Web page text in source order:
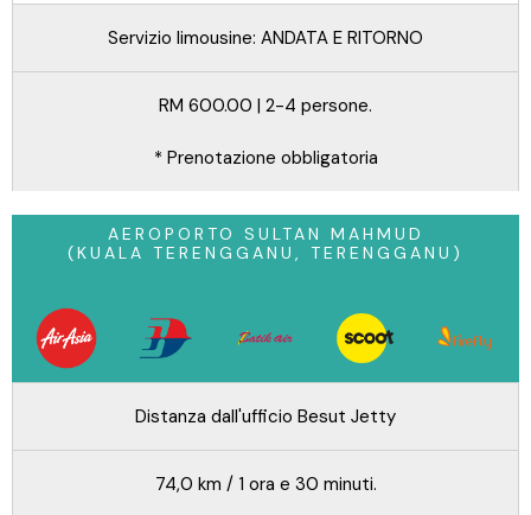
Servizio limousine: ANDATA E RITORNO
RM 600.00 | 2-4 persone.
* Prenotazione obbligatoria
AEROPORTO SULTAN MAHMUD
(KUALA TERENGGANU, TERENGGANU)
Distanza dall'ufficio Besut Jetty
74,0 km / 1 ora e 30 minuti.